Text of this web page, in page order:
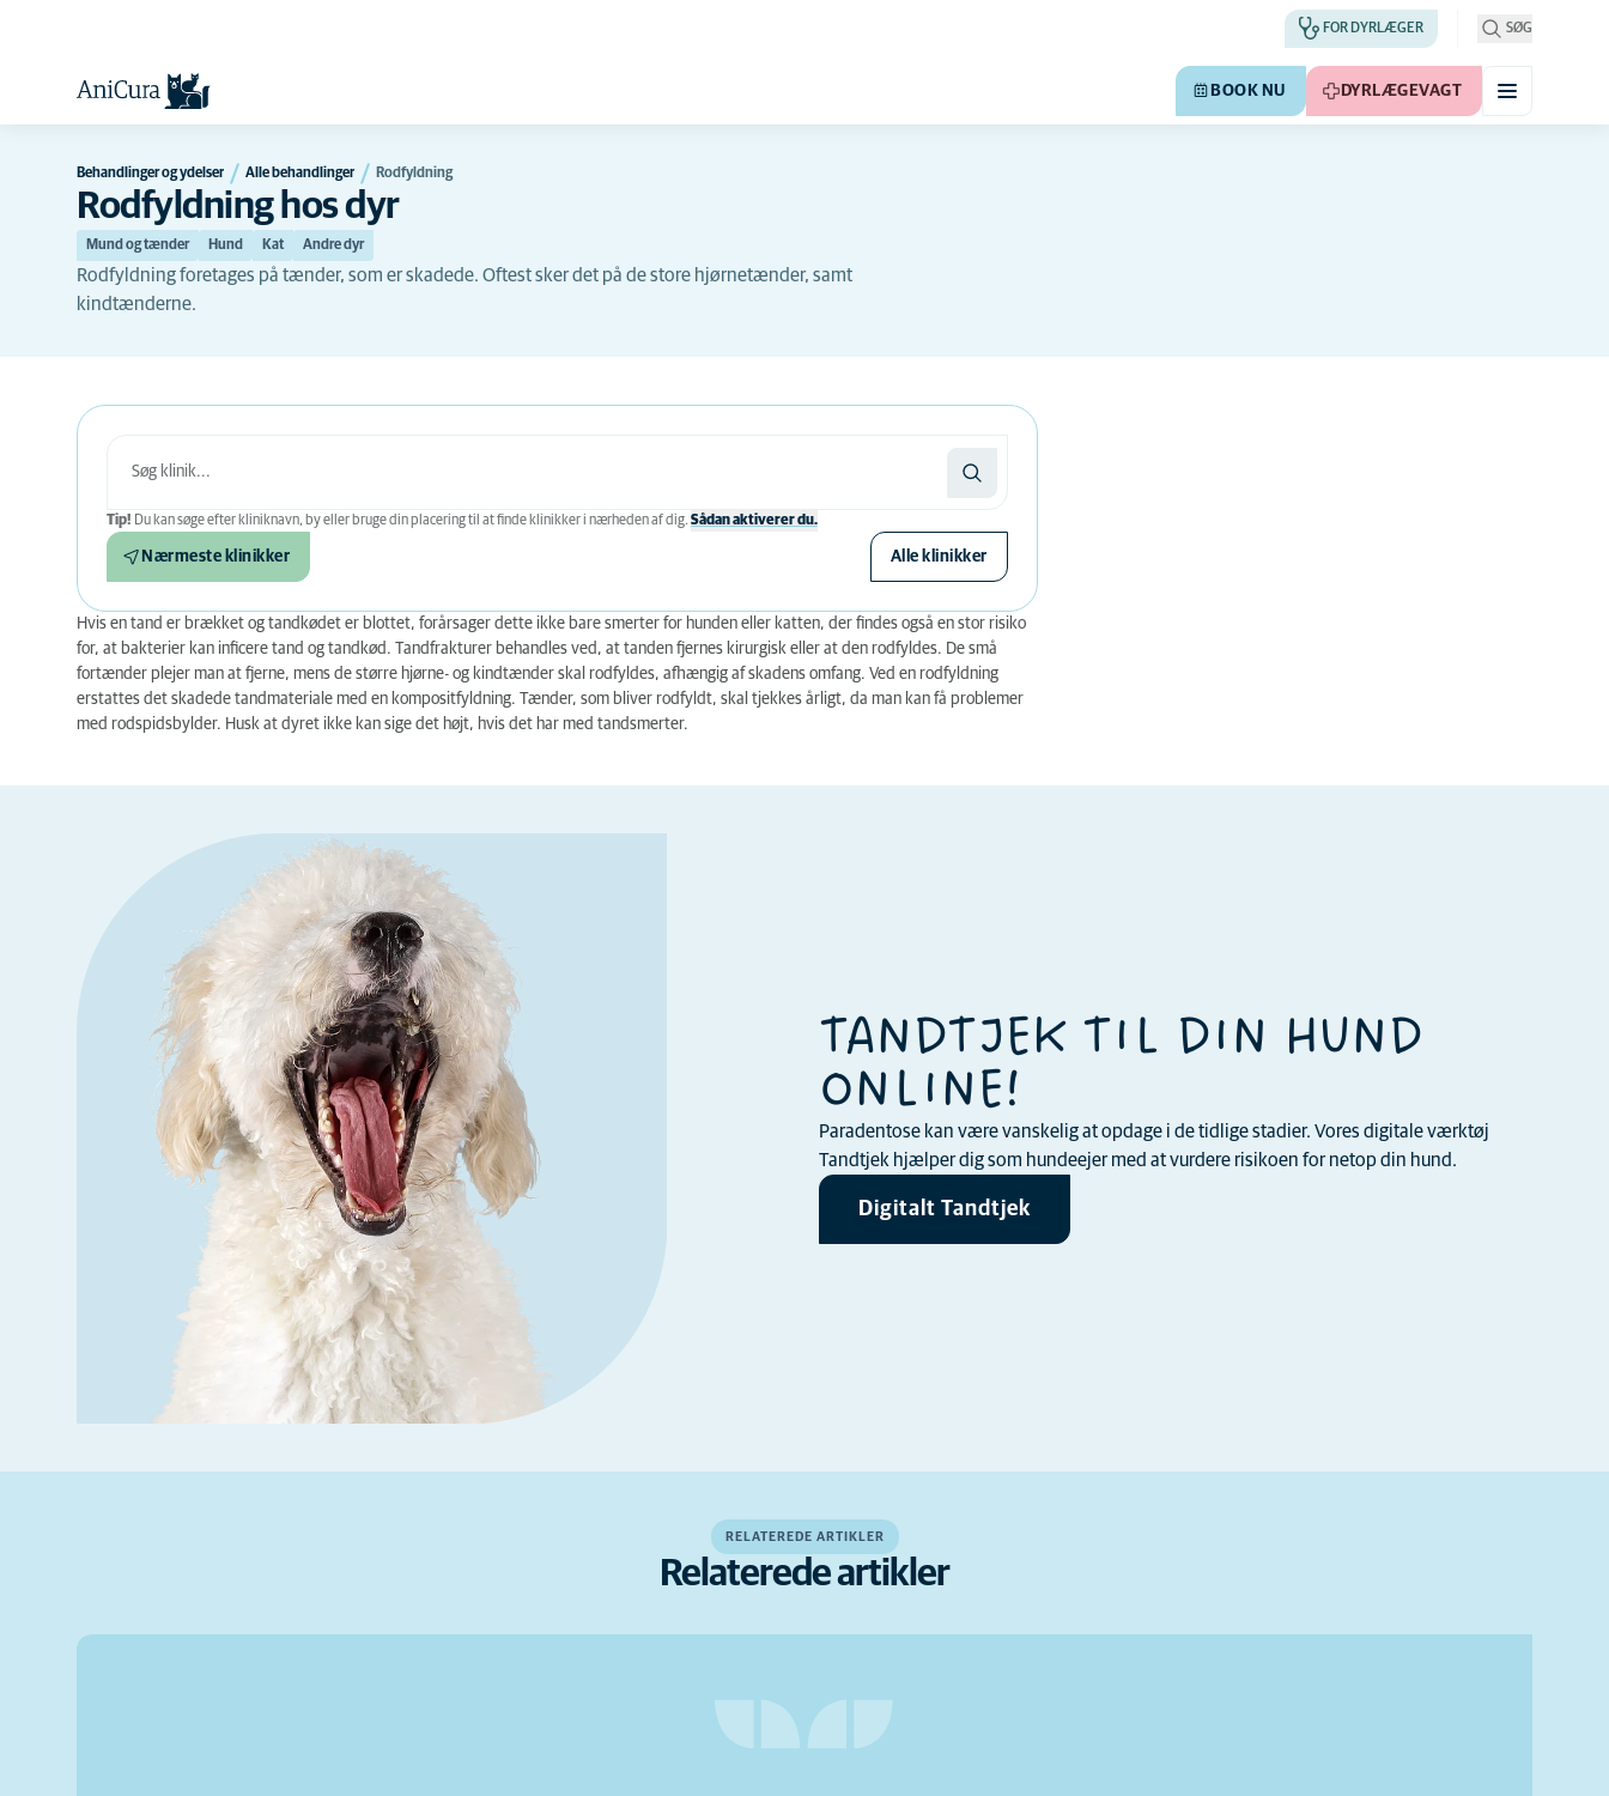
FOR DYRLÆGER SØG
BOOK NU DYRLÆGEVAGT
Behandlinger og ydelser Alle behandlinger Rodfyldning
Rodfyldning hos dyr
Mund og tænder Hund Kat Andre dyr
Rodfyldning foretages på tænder, som er skadede. Oftest sker det på de store hjørnetænder, samt
kindtænderne.
Tip! Du kan søge efter kliniknavn, by eller bruge din placering til at finde klinikker i nærheden af ​​dig. Sådan aktiverer du.
Nærmeste klinikker Alle klinikker
Hvis en tand er brækket og tandkødet er blottet, forårsager dette ikke bare smerter for hunden eller katten, der findes også en stor risiko
for, at bakterier kan inficere tand og tandkød. Tandfrakturer behandles ved, at tanden fjernes kirurgisk eller at den rodfyldes. De små
fortænder plejer man at fjerne, mens de større hjørne- og kindtænder skal rodfyldes, afhængig af skadens omfang. Ved en rodfyldning
erstattes det skadede tandmateriale med en kompositfyldning. Tænder, som bliver rodfyldt, skal tjekkes årligt, da man kan få problemer
med rodspidsbylder. Husk at dyret ikke kan sige det højt, hvis det har med tandsmerter.
TANDTJEK TIL DIN HUND
ONLINE!
Paradentose kan være vanskelig at opdage i de tidlige stadier. Vores digitale værktøj
Tandtjek hjælper dig som hundeejer med at vurdere risikoen for netop din hund.
Digitalt Tandtjek
RELATEREDE ARTIKLER
Relaterede artikler